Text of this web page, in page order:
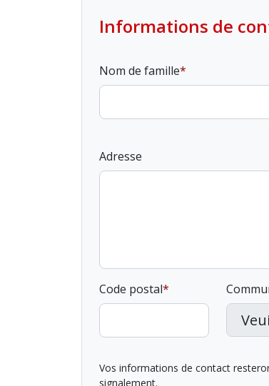
Informations de
Nom de famille
Adresse
Code postal
Vos informations de contact
signalement.